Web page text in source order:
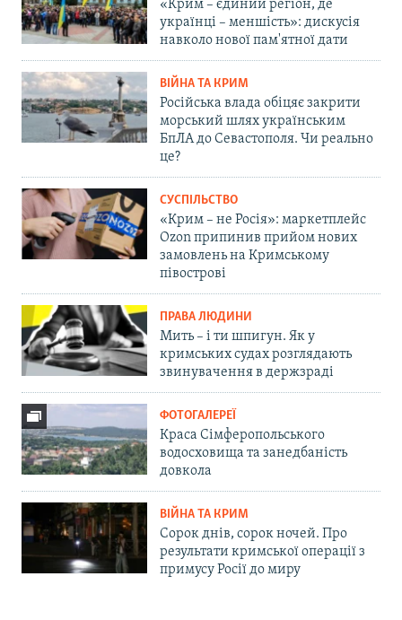
«Крим – єдиний регіон, де
українці – меншість»: дискусія
навколо нової пам'ятної дати
ВІЙНА ТА КРИМ
Російська влада обіцяє закрити
морський шлях українським
БпЛА до Севастополя. Чи реально
це?
СУСПІЛЬСТВО
«Крим – не Росія»: маркетплейс
Ozon припинив прийом нових
замовлень на Кримському
півострові
ПРАВА ЛЮДИНИ
Мить – і ти шпигун. Як у
кримських судах розглядають
звинувачення в держзраді
ФОТОГАЛЕРЕЇ
Краса Сімферопольського
водосховища та занедбаність
довкола
ВІЙНА ТА КРИМ
Сорок днів, сорок ночей. Про
результати кримської операції з
примусу Росії до миру